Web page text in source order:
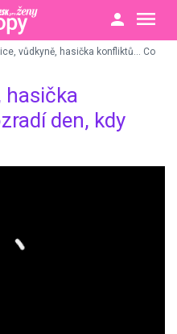
vůdkyně, hasička konfliktů… Co
hasička
den, kdy